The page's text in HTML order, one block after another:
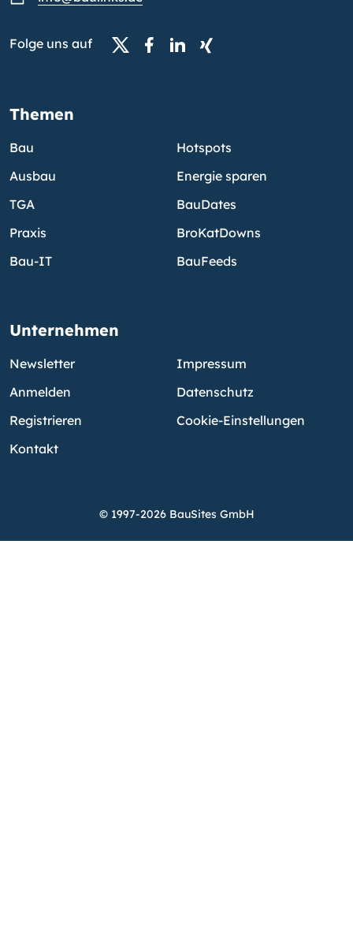
Folge uns auf
Themen
Bau
Ausbau
TGA
Praxis
Bau-IT
Hotspots
Energie sparen
BauDates
BroKatDowns
BauFeeds
Unternehmen
Newsletter
Anmelden
Registrieren
Kontakt
Impressum
Datenschutz
Cookie-Einstellungen
© 1997-2026 BauSites GmbH